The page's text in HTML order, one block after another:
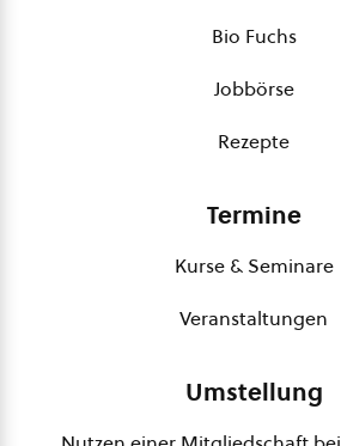
Bio Fuchs
Jobbörse
Rezepte
Termine
Kurse & Seminare
Veranstaltungen
Umstellung